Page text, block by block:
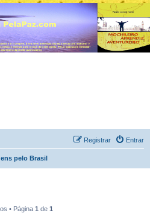
Entrar
Registrar
pelo Brasil
• Página 1 de 1